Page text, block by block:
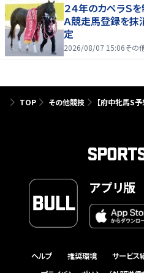
２４年のカペラＳ
Ａ競走馬登録を
定
2026/08/07 15:06その
TOP その他競技 【府中牝馬S
アプリ版
ヘルプ 推奨環境 サービス